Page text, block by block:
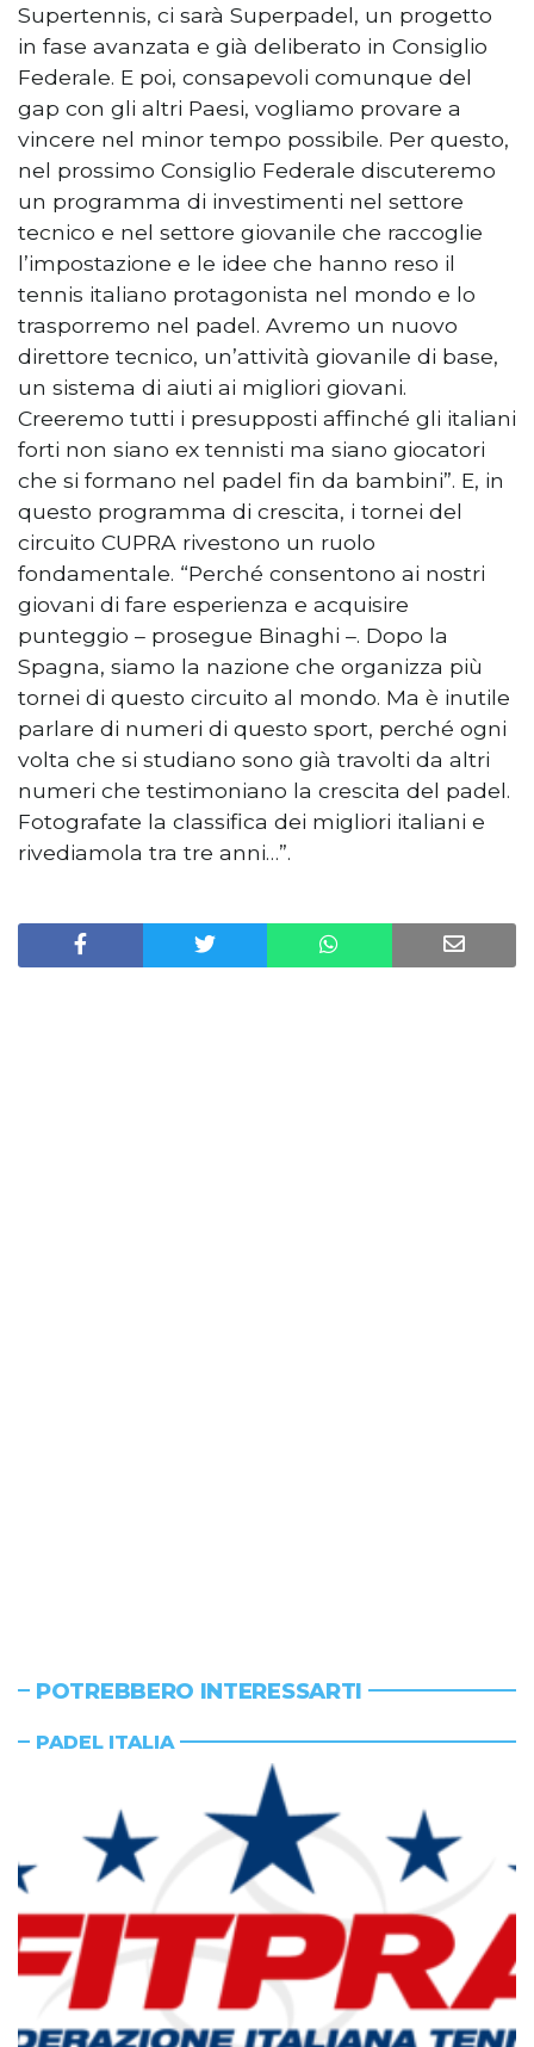
Supertennis, ci sarà Superpadel, un progetto
in fase avanzata e già deliberato in Consiglio
Federale. E poi, consapevoli comunque del
gap con gli altri Paesi, vogliamo provare a
vincere nel minor tempo possibile. Per questo,
nel prossimo Consiglio Federale discuteremo
un programma di investimenti nel settore
tecnico e nel settore giovanile che raccoglie
l’impostazione e le idee che hanno reso il
tennis italiano protagonista nel mondo e lo
trasporremo nel padel. Avremo un nuovo
direttore tecnico, un’attività giovanile di base,
un sistema di aiuti ai migliori giovani.
Creeremo tutti i presupposti affinché gli italiani
forti non siano ex tennisti ma siano giocatori
che si formano nel padel fin da bambini”. E, in
questo programma di crescita, i tornei del
circuito CUPRA rivestono un ruolo
fondamentale. “Perché consentono ai nostri
giovani di fare esperienza e acquisire
punteggio – prosegue Binaghi –. Dopo la
Spagna, siamo la nazione che organizza più
tornei di questo circuito al mondo. Ma è inutile
parlare di numeri di questo sport, perché ogni
volta che si studiano sono già travolti da altri
numeri che testimoniano la crescita del padel.
Fotografate la classifica dei migliori italiani e
rivediamola tra tre anni…”.
POTREBBERO INTERESSARTI
PADEL ITALIA